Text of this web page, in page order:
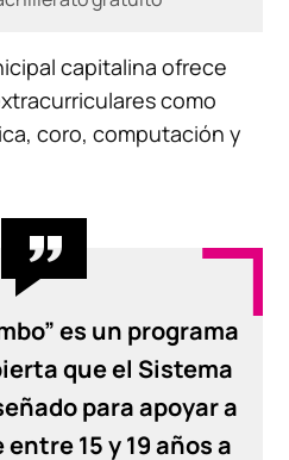
capitalina ofrece
como
coro, computación y
es un programa
que el Sistema
para apoyar a
15 y 19 años a